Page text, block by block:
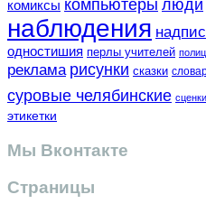
комиксы компьютеры люди
наблюдения
одностишия перлы учителей
реклама рисунки сказки
суровые челябинские сценки
этикетки
Мы Вконтакте
Страницы